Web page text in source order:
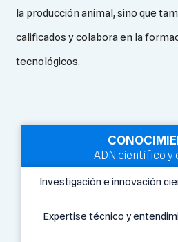
la producción animal, sino que
calificados y colabora en la
tecnológicos.
ADN científico y
Investigación e innovación
Expertise técnico y